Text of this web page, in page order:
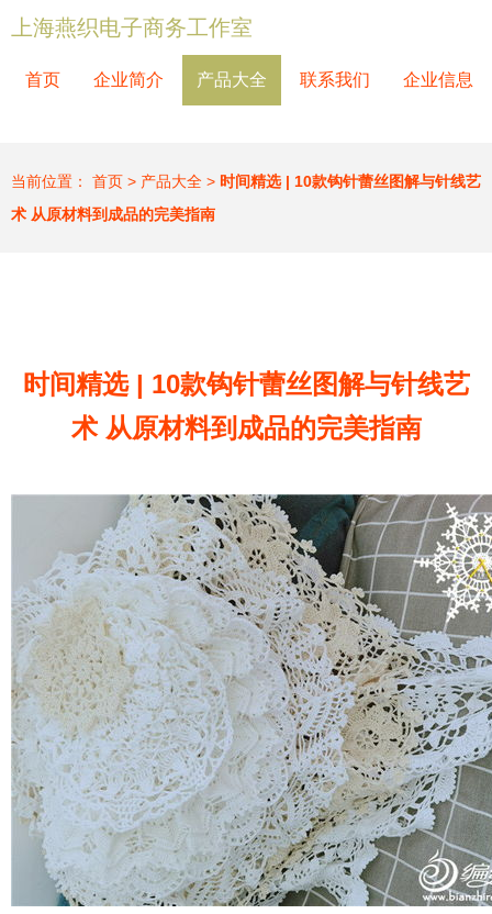
上海燕织电子商务工作室
首页 企业简介 产品大全 联系我们 企业信息
当前位置： 首页 > 产品大全 > 时间精选 | 10款钩针蕾丝图解与针线艺
术 从原材料到成品的完美指南
时间精选 | 10款钩针蕾丝图解与针线艺
术 从原材料到成品的完美指南